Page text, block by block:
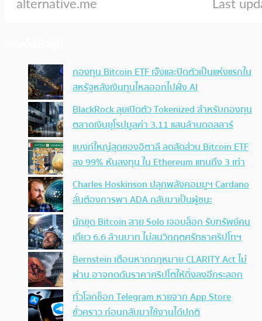
กองทุน Bitcoin ETF เจ๊งและปิดตัวเป็นแห่งแรกใน
สหรัฐหลังเงินทุนไหลออกไปฝั่ง AI
BlackRock ลุยเปิดตัว Tokenized สำหรับกองทุน
ตลาดเงินยุโรปมูลค่า 3.11 แสนล้านดอลลาร์
แบงก์ใหญ่สุดของอิตาลี ลดสัดส่วน Bitcoin ETF
ลง 99% หันลงทุน ใน Ethereum แทนถึง 3 เท่า
Charles Hoskinson ปลุกพลังคอมมูฯ Cardano
ลั่นต้องการพา ADA กลับมาเป็นผู้ชนะ
นักขุด Bitcoin สาย Solo เจอบล็อก รับทรัพย์คน
เดียว 6.6 ล้านบาท ไม่สนวิกฤตศรัทธาคริปโทฯ
Bernstein เตือนหากกฎหมาย CLARITY Act ไม่
ผ่าน อาจกดดันราคาคริปโตให้ดิ่งลงอีกระลอก
ทั่วโลกช็อก Telegram หายจาก App Store
ชั่วคราว ก่อนกลับมาใช้งานได้ปกติ